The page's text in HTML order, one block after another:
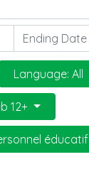
Language: All
12+
éducatif